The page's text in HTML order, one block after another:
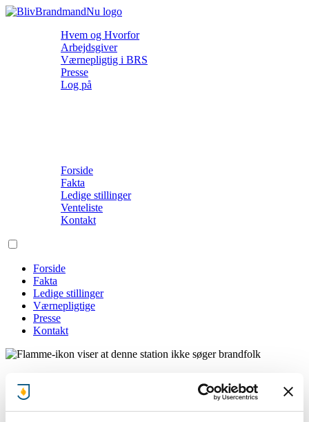
Hvem og Hvorfor
Arbejdsgiver
Værnepligtig i BRS
Presse
Log på
Forside
Fakta
Ledige stillinger
Venteliste
Kontakt
Forside
Fakta
Ledige stillinger
Værnepligtige
Presse
Kontakt
Station Asnæs